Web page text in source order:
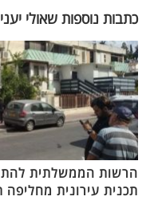
כתבות נוספות שאולי
הרשות הממשלתית
תכנית עירונית מחליפה תמ"א 38